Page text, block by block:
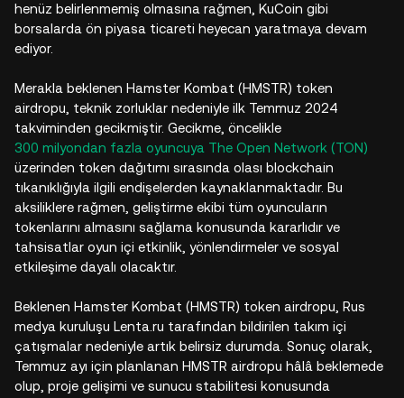
henüz belirlenmemiş olmasına rağmen, KuCoin gibi
borsalarda ön piyasa ticareti heyecan yaratmaya devam
ediyor.
Merakla beklenen Hamster Kombat (HMSTR) token
airdropu, teknik zorluklar nedeniyle ilk Temmuz 2024
takviminden gecikmiştir. Gecikme, öncelikle
300 milyondan fazla oyuncuya The Open Network (TON)
üzerinden token dağıtımı sırasında olası blockchain
tıkanıklığıyla ilgili endişelerden kaynaklanmaktadır. Bu
aksiliklere rağmen, geliştirme ekibi tüm oyuncuların
tokenlarını almasını sağlama konusunda kararlıdır ve
tahsisatlar oyun içi etkinlik, yönlendirmeler ve sosyal
etkileşime dayalı olacaktır.
Beklenen Hamster Kombat (HMSTR) token airdropu, Rus
medya kuruluşu Lenta.ru tarafından bildirilen takım içi
çatışmalar nedeniyle artık belirsiz durumda. Sonuç olarak,
Temmuz ayı için planlanan HMSTR airdropu hâlâ beklemede
olup, proje gelişimi ve sunucu stabilitesi konusunda